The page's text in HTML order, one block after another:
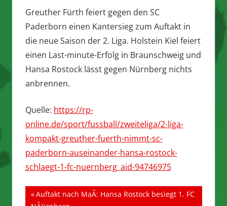
Greuther Fürth feiert gegen den SC
Paderborn einen Kantersieg zum Auftakt in
die neue Saison der 2. Liga. Holstein Kiel feiert
einen Last-minute-Erfolg in Braunschweig und
Hansa Rostock lässt gegen Nürnberg nichts
anbrennen.
Quelle: https://rp-
online.de/sport/fussball/zweiteliga/2-liga-
kompakt-greuther-fuerth-nimmt-sc-
paderborn-auseinander-hansa-rostock-
schlaegt-1-fc-nuernberg_aid-94746975
Beitragsnavigation
Vorheriger
Auftakt nach MaÃ: Hansa Rostock besiegt 1. FC